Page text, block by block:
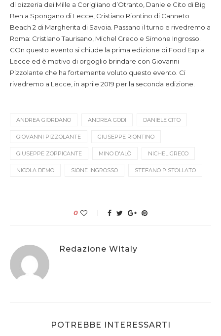
di pizzeria dei Mille a Corigliano d’Otranto, Daniele Cito di Big
Ben a Spongano di Lecce, Cristiano Riontino di Canneto
Beach 2 di Margherita di Savoia. Passano il turno e rivedremo a
Roma: Cristiano Taurisano, Michel Greco e Simone Ingrosso.
COn questo evento si chiude la prima edizione di Food Exp a
Lecce ed è motivo di orgoglio brindare con Giovanni
Pizzolante che ha fortemente voluto questo evento. Ci
rivedremo a Lecce, in aprile 2019 per la seconda edizione.
ANDREA GIORDANO ANDREA GODI DANIELE CITO
GIOVANNI PIZZOLANTE GIUSEPPE RIONTINO
GIUSEPPE ZOPPICANTE MINO D'ALÒ NICHEL GRECO
NICOLA DEMO SIONE INGROSSO STEFANO PISTOLLATO
0
Redazione Witaly
POTREBBE INTERESSARTI